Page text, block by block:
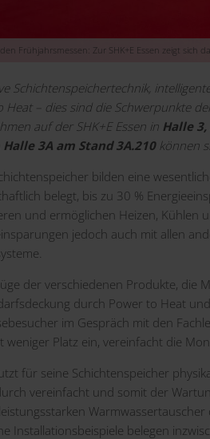
den Frühjahrsmessen: Zur SHK+E Essen zeigt
Schichtenspeichertechnik,
Heat – dies sind die Schwerpunkte
auf der SHK+E Essen in Halle
Halle 3A am Stand 3A.210können
bilden eine
belegt, bis zu 30 %
und ermöglichen Heizen, Kühlen
jedoch auch mit allen
der verschiedenen Produkte, die
durch Power to Heat
im Gespräch mit den
weniger Platz ein, vereinfacht die
für seine Schichtenspeicher
vereinfacht und somit der
Installationsbeispiele belegen